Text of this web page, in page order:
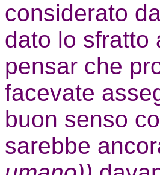
considerato
dato lo sfratto
pensar che
facevate
buon senso
sarebbe